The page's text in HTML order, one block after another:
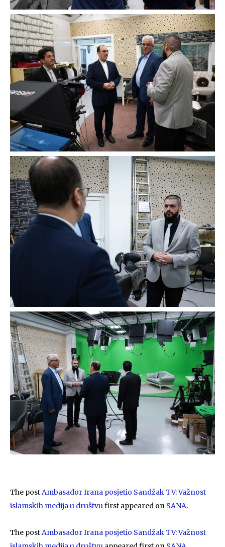
The post Ambasador Irana posjetio Sandžak TV: Važnost
islamskih medija u društvu first appeared on SANA.
The post Ambasador Irana posjetio Sandžak TV: Važnost